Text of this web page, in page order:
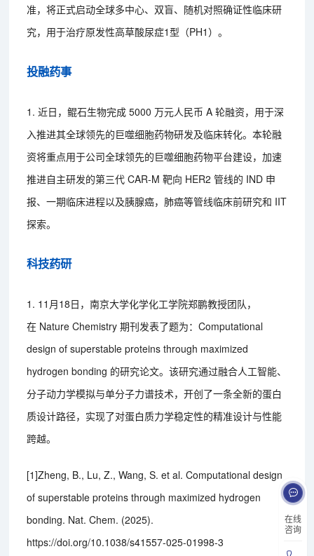
在线
咨询
准，将正式启动全球多中心、双盲、随机对照确证性临床研
究，用于治疗原发性高草酸尿症1型（PH1）。
投融药事
1. 近日，鲲石生物完成 5000 万元人民币 A 轮融资，用于深
入推进其全球领先的巨噬细胞药物研发及临床转化。本轮融
资将重点用于公司全球领先的巨噬细胞药物平台建设，加速
推进自主研发的第三代 CAR-M 靶向 HER2 管线的 IND 申
报、一期临床进程以及胰腺癌，肺癌等管线临床前研究和 IIT
探索。
科技药研
1. 11月18日，南京大学化学化工学院郑鹏教授团队，
在 Nature Chemistry 期刊发表了题为：Computational
design of superstable proteins through maximized
hydrogen bonding 的研究论文。该研究通过融合人工智能、
分子动力学模拟与单分子力谱技术，开创了一条全新的蛋白
质设计路径，实现了对蛋白质力学稳定性的精准设计与性能
跨越。
[1]Zheng, B., Lu, Z., Wang, S. et al. Computational design
of superstable proteins through maximized hydrogen
bonding. Nat. Chem. (2025).
https://doi.org/10.1038/s41557-025-01998-3